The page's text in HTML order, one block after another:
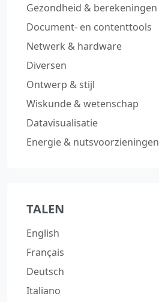
Gezondheid & berekeningen
Document‑ en contenttools
Netwerk & hardware
Diversen
Ontwerp & stijl
Wiskunde & wetenschap
Datavisualisatie
Energie & nutsvoorzieningen
TALEN
English
Français
Deutsch
Italiano